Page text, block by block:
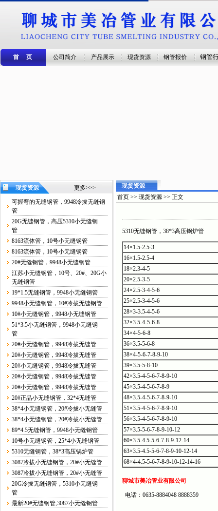
首 页 公司简介 产品展示 现货资源 钢管报价 钢管
现货资源 更多>>>
可握弯的无缝钢管，9948冷拔无缝钢
管
20G无缝钢管，高压5310小无缝钢
管
8163流体管，10号小无缝钢管
8163流体管，10号小无缝钢管
20#无缝钢管，9948小无缝钢管
江苏小无缝钢管，10号、20#、20G小
无缝钢管
19*1.5无缝钢管，9948小无缝钢管
9948小无缝钢管，10#冷拔无缝钢管
10#小无缝钢管，9948小无缝钢管
51*3.5小无缝钢管，9948小无缝钢
管
20#小无缝钢管，9948冷拔无缝管
20#小无缝钢管，9948冷拔无缝管
20#小无缝钢管，9948冷拔无缝管
20#小无缝钢管，9948冷拔无缝管
20#小无缝钢管，9948冷拔无缝管
20#正品小无缝钢管，32*4无缝管
38*4小无缝钢管，20#冷拔小无缝管
38*4小无缝钢管，20#冷拔小无缝管
89*4.5无缝钢管，9948小无缝钢管
10号小无缝钢管，25*4小无缝钢管
5310无缝钢管，38*3高压锅炉管
3087冷拔小无缝钢管，20#小无缝管
3087冷拔小无缝钢管，20#小无缝管
20G冷拔无缝钢管，5310小无缝钢
管
最新20#无缝钢管,3087小无缝钢管
现货资源
首页 >> 现货资源 >> 正文
5310无缝钢管，38*3高压锅炉管
14×1.5-2.5-3
16×1.5-2.5-4
18×2.3-4-5
20×2.5-3-5
24×2.5-3-4-5-6
25×2.5-3-4-5-6
28×3-3.5-4-5-6
32×3.5-4-5-6-8
34×4-5-6-8
36×3.5-5-6-8
38×4-5-6-7-8-9-10
39×3.5-5-8-10
42×3.5-4-5-6-7-8-9-10
45×3.5-4-5-6-7-8-9
48×3.5-4-5-6-7-8-9-10
51×3.5-4-5-6-7-8-9-10
56×3.5-4-5-6-7-8-9-10
57×3.5-5-6-7-8-9-10-12
60×3.5-4.5-5-6-7-8-9-12-14
63×3.5-4.5-5-6-7-8-9-10-12-14
68×4-4.5-5-6-7-8-9-10-12-14-16
聊城市美冶管业有限公司
电话：0635-8884048 8888359